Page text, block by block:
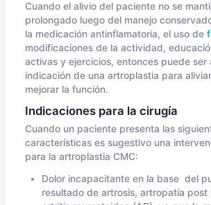
Cuando el alivio del paciente no se
prolongado luego del manejo
la medicación antinflamatoria, el uso de
modificaciones de la actividad,
activas y ejercicios, entonces puede ser
indicación de una artroplastia para
mejorar la función.
Indicaciones para la cirugía
Cuando un paciente presenta las
características es sugestivo una
para la artroplastia CMC:
Dolor incapacitante en la base del
resultado de artrosis, artropatía post